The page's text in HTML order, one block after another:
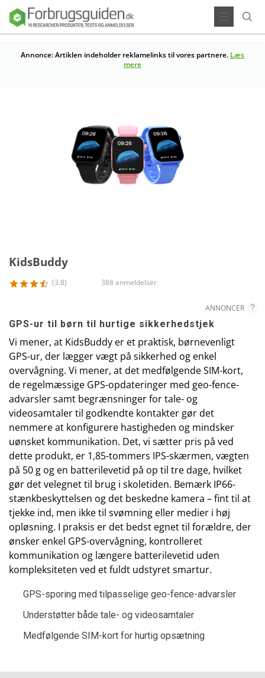
Annonce: Artiklen indeholder reklamelinks til vores partnere. Læs
mere
KidsBuddy
(3.8) 388 anmeldelser
ANNONCER
GPS-ur til børn til hurtige sikkerhedstjek
Vi mener, at KidsBuddy er et praktisk, børnevenligt
GPS-ur, der lægger vægt på sikkerhed og enkel
overvågning. Vi mener, at det medfølgende SIM-kort,
de regelmæssige GPS-opdateringer med geo-fence-
advarsler samt begrænsninger for tale- og
videosamtaler til godkendte kontakter gør det
nemmere at konfigurere hastigheden og mindsker
uønsket kommunikation. Det, vi sætter pris på ved
dette produkt, er 1,85-tommers IPS-skærmen, vægten
på 50 g og en batterilevetid på op til tre dage, hvilket
gør det velegnet til brug i skoletiden. Bemærk IP66-
stænkbeskyttelsen og det beskedne kamera – fint til at
tjekke ind, men ikke til svømning eller medier i høj
opløsning. I praksis er det bedst egnet til forældre, der
ønsker enkel GPS-overvågning, kontrolleret
kommunikation og længere batterilevetid uden
kompleksiteten ved et fuldt udstyret smartur.
GPS-sporing med tilpasselige geo-fence-advarsler
Understøtter både tale- og videosamtaler
Medfølgende SIM-kort for hurtig opsætning